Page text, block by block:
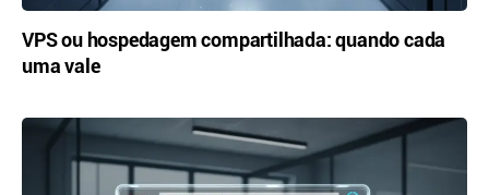
VPS ou hospedagem compartilhada: quando cada
uma vale